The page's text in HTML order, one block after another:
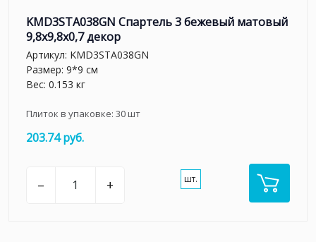
KMD3STA038GN Спартель 3 бежевый матовый
9,8x9,8x0,7 декор
Артикул: KMD3STA038GN
Размер: 9*9 см
Вес: 0.153 кг
Плиток в упаковке: 30шт
203.74 руб.
– + шт.